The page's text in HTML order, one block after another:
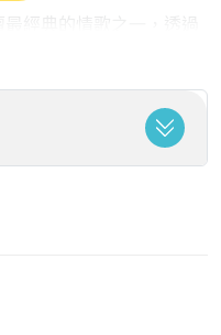
品。裘海正的〈愛我的
無奈的難題——愛與被愛
樣的選擇中感到掙扎與
過充滿感情的演唱，唱